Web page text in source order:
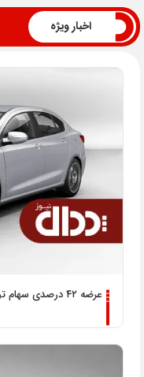
اخبار ویژه
عرضه ۴۲ درصدی سهام تودلی سایپا